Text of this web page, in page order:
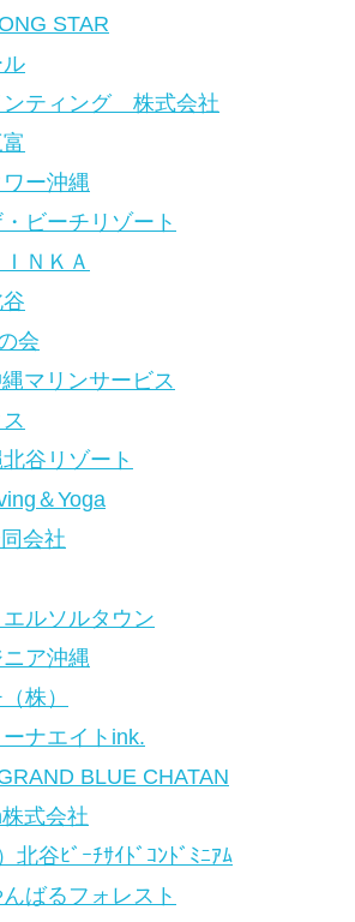
STAR
ンティング 株式会社
ー沖縄
ビーチリゾート
ＮＫＡ
会
マリンサービス
谷リゾート
＆Yoga
会社
ルソルタウン
ア沖縄
株）
ナエイトink.
BLUE CHATAN
式会社
北谷ﾋﾞｰﾁｻｲﾄﾞｺﾝﾄﾞﾐﾆｱﾑ
ばるフォレスト